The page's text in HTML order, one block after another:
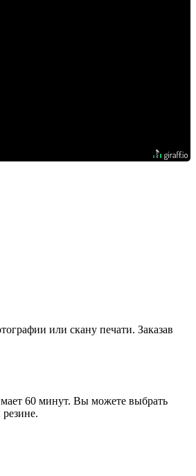
или скану печати. Заказав
60 минут. Вы можете выбрать